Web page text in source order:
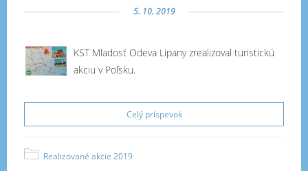
5. 10. 2019
KST Mladosť Odeva Lipany zrealizoval turistickú
akciu v Poľsku.
Celý príspevok
Realizované akcie 2019